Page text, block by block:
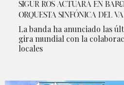
SIGUR RÓS ACTUARÁ EN
ORQUESTA SINFÓNICA DEL
La banda ha anunciado las
gira mundial con la
locales